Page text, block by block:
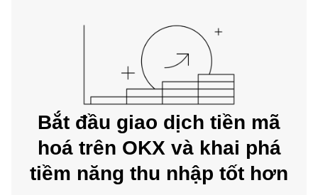
Bắt đầu giao dịch tiền mã
hoá trên OKX và khai phá
tiềm năng thu nhập tốt hơn